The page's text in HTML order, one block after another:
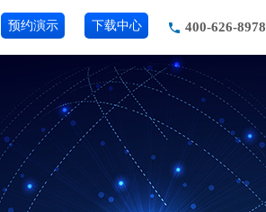
400-626-8978
预约演示 下载中心